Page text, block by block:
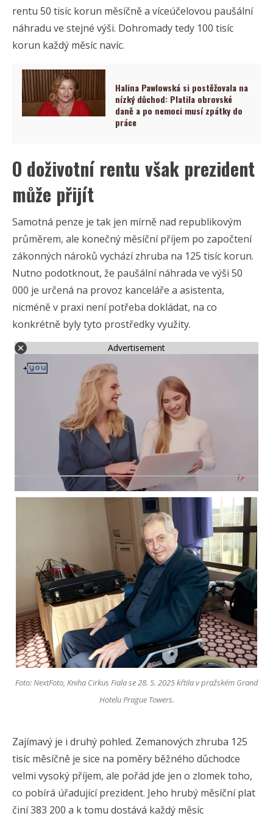
rentu 50 tisíc korun měsíčně a víceúčelovou paušální
náhradu ve stejné výši. Dohromady tedy 100 tisíc
korun každý měsíc navíc.
Halina Pawlowská si postěžovala na
nízký důchod: Platila obrovské
daně a po nemoci musí zpátky do
práce
O doživotní rentu však prezident
může přijít
Samotná penze je tak jen mírně nad republikovým
průměrem, ale konečný měsíční příjem po započtení
zákonných nároků vychází zhruba na 125 tisíc korun.
Nutno podotknout, že paušální náhrada ve výši 50
000 je určená na provoz kanceláře a asistenta,
nicméně v praxi není potřeba dokládat, na co
konkrétně byly tyto prostředky využity.
Advertisement
Foto: NextFoto, Kniha Cirkus Fiala se 28. 5. 2025 křtila v pražském Grand
Hotelu Prague Towers.
Zajímavý je i druhý pohled. Zemanových zhruba 125
tisíc měsíčně je sice na poměry běžného důchodce
velmi vysoký příjem, ale pořád jde jen o zlomek toho,
co pobírá úřadující prezident. Jeho hrubý měsíční plat
činí 383 200 a k tomu dostává každý měsíc